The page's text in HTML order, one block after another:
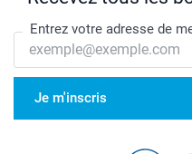
Entrez votre adresse de
Je m'inscris